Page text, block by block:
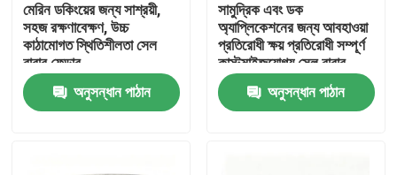
মেরিন ডকিংয়ের জন্য সাশ্রয়ী,
সহজ রক্ষণাবেক্ষণ, উচ্চ
কাঠামোগত স্থিতিশীলতা সেল
রাবার ফেন্ডার
অনুসন্ধান পাঠান
সামুদ্রিক এবং ডক
অ্যাপ্লিকেশনের জন্য আবহাওয়া
প্রতিরোধী ক্ষয় প্রতিরোধী সম্পূর্ণ
কাস্টমাইজযোগ্য সেল রাবার
ফেন্ডার
অনুসন্ধান পাঠান